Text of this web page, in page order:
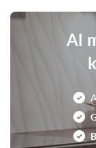
Kleur
Al